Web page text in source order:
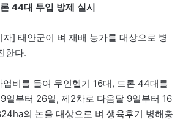
44대 투입 방제 실시
] 태안군이 벼 재배 농가를 대상으로 병
한다.
비를 들여 무인헬기 16대, 드론 44대를
일부터 26일, 제2차로 다음달 9일부터 16
의 논을 대상으로 벼 생육후기 병해충